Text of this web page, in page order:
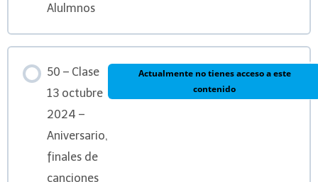
Alulmnos
50 – Clase
13 octubre
2024 –
Aniversario,
finales de
canciones
Actualmente no tienes acceso a este
contenido